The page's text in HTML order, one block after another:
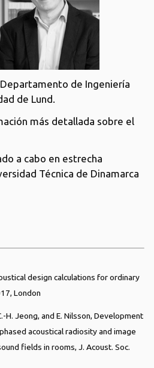
de Ingeniería
de Lund.
más detallada sobre el
a cabo en estrecha
Técnica de Dinamarca
design calculations for ordinary
London
H. Jeong, and E. Nilsson, Development
acoustical radiosity and image
fields in rooms, J. Acoust. Soc.